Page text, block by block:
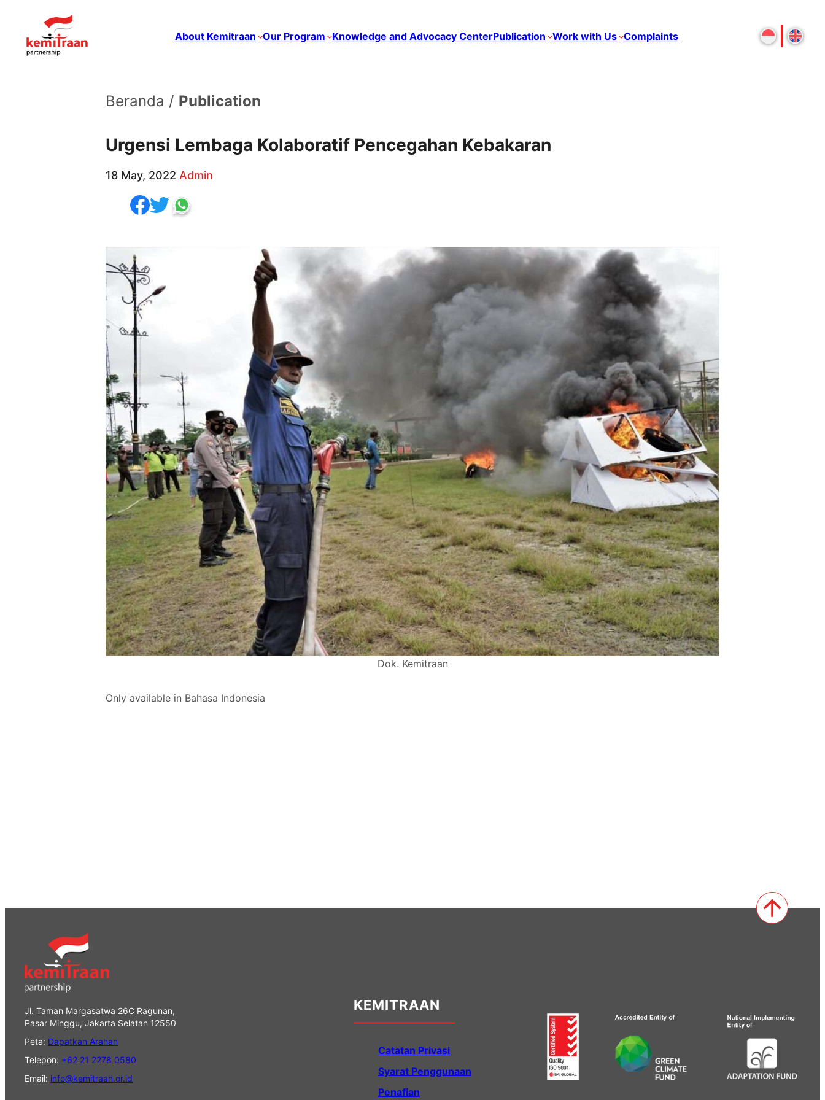
About Kemitraan Our Program Knowledge and Advocacy CenterPublication Work with Us Complaints
Beranda / Publication
Urgensi Lembaga Kolaboratif Pencegahan Kebakaran
18 May, 2022 Admin
Dok. Kemitraan
Only available in Bahasa Indonesia
Jl. Taman Margasatwa 26C Ragunan,
Pasar Minggu, Jakarta Selatan 12550
Peta: Dapatkan Arahan
Telepon: +62 21 2278 0580
Email: info@kemitraan.or.id
KEMITRAAN
Catatan Privasi
Syarat Penggunaan
Penafian